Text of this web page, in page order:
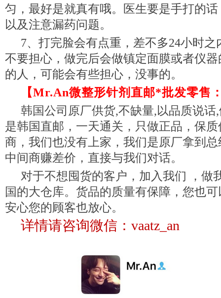
匀，最好是就真有哦。医生要是手打的
以及注意漏药问题。
7、打完脸会有点重，差不多24小时
不要担心，做完后会做镇定面膜或者仪
的人，可能会有些担心，没事的。
【Mr.An微整形针剂直邮*批发零售
韩国公司原厂供货,不缺量,以品质说
是韩国直邮，一天通关，只做正品，保
商，我们也没有上家，我们是原厂拿到
中间商赚差价，直接与我们对话。
对于不想囤货的客户，加入我们
，做
国的大仓库。货品的质量有保障，您也
安心您的顾客也放心。
详情请咨询微信：vaatz_an